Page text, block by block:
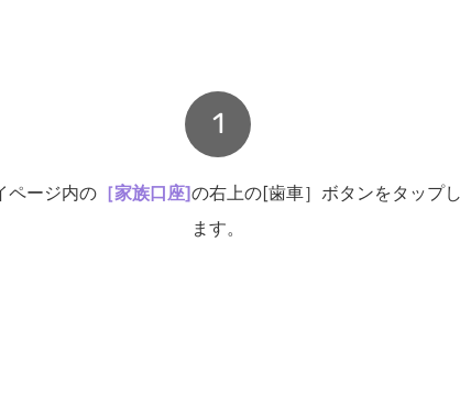
1
ページ内の ［家族口座]の右上の[歯車］ボタンをタップ
ます。